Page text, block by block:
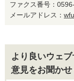
ファクス番号：
メールアドレス：
より良いウェ
意見をお聞か